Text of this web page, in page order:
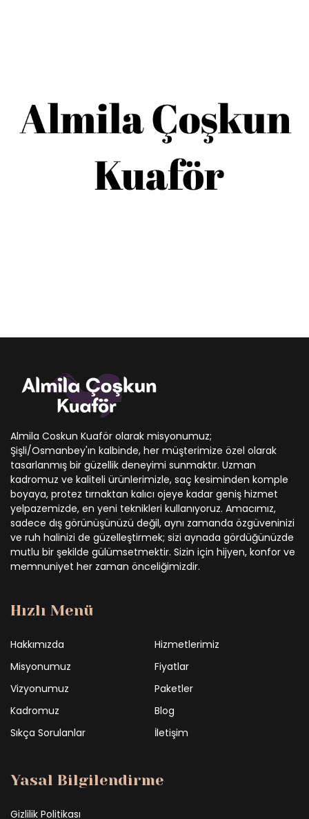
Almila Coskun Kuaför olarak misyonumuz;
Şişli/Osmanbey'ın kalbinde, her müşterimize özel olarak
tasarlanmış bir güzellik deneyimi sunmaktır. Uzman
kadromuz ve kaliteli ürünlerimizle, saç kesiminden komple
boyaya, protez tırnaktan kalıcı ojeye kadar geniş hizmet
yelpazemizde, en yeni teknikleri kullanıyoruz. Amacımız,
sadece dış görünüşünüzü değil, aynı zamanda özgüveninizi
ve ruh halinizi de güzelleştirmek; sizi aynada gördüğünüzde
mutlu bir şekilde gülümsetmektir. Sizin için hijyen, konfor ve
memnuniyet her zaman önceliğimizdir.
Hızlı Menü
Hakkımızda
Hizmetlerimiz
Misyonumuz
Fiyatlar
Vizyonumuz
Paketler
Kadromuz
Blog
Sıkça Sorulanlar
İletişim
Yasal Bilgilendirme
Gizlilik Politikası